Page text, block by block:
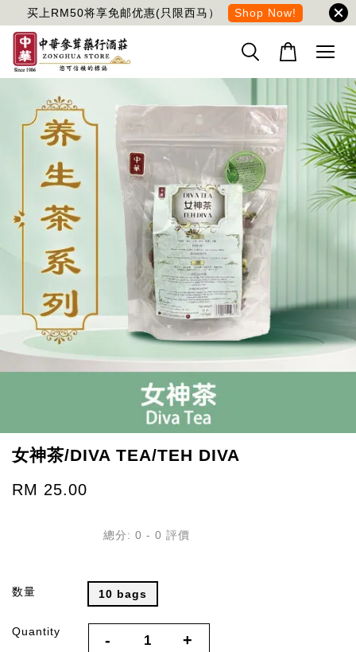
买上RM50将享免邮优惠(只限西马） Shop Now!
女神茶/DIVA TEA/TEH DIVA
RM 25.00
總分: 0 - 0 評價
数量 10 bags
Quantity - +